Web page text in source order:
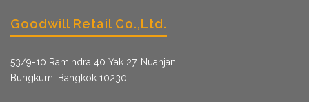
Goodwill Retail Co.,Ltd.
53/9­-10 Ramindra 40 Yak 27, Nuanjan
Bungkum, Bangkok 10230